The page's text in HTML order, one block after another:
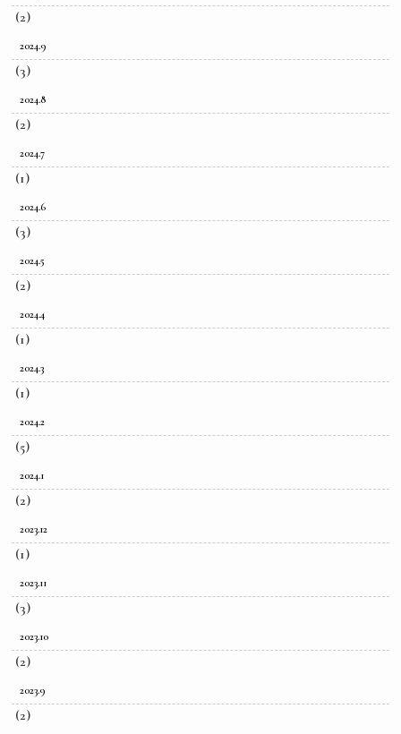
(2)
2024.9
(3)
2024.8
(2)
2024.7
(1)
2024.6
(3)
2024.5
(2)
2024.4
(1)
2024.3
(1)
2024.2
(5)
2024.1
(2)
2023.12
(1)
2023.11
(3)
2023.10
(2)
2023.9
(2)